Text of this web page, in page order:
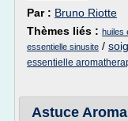
Par : Bruno Riotte
Thèmes liés : huiles
essentielle sinusite /
essentielle
Astuce